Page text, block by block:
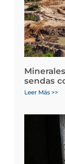
sendas
Leer Más >>